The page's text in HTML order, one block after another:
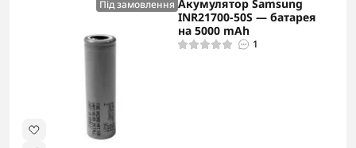
Під замовлення Акумулятор Samsung
INR21700-50S — батарея
на 5000 mAh
1